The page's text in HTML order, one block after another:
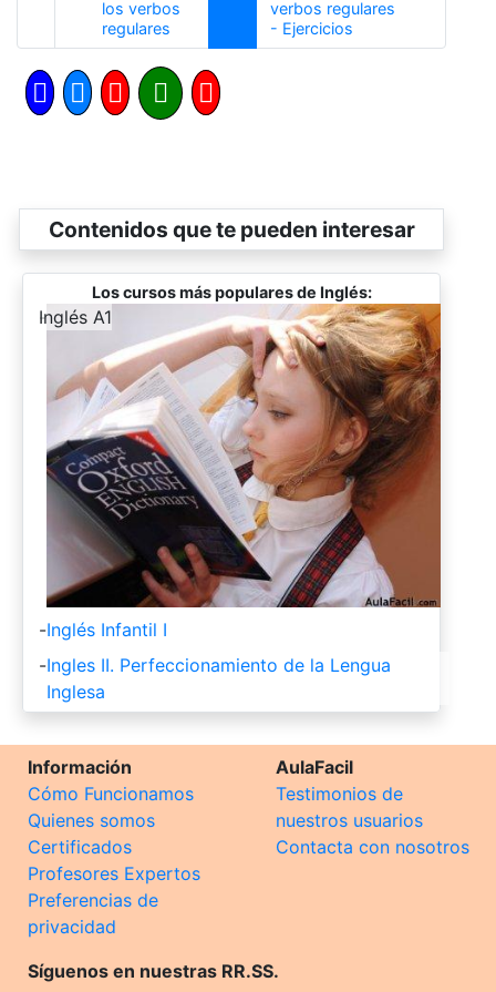
los verbos
regulares
verbos regulares
- EjerciciosSiguiente
Contenidos que te pueden interesar
Los cursos más populares de Inglés:
-
Inglés A1
-Inglés Infantil I
-Ingles II. Perfeccionamiento de la Lengua
Inglesa
Información
Cómo Funcionamos
Quienes somos
Certificados
Profesores Expertos
Preferencias de
privacidad
AulaFacil
Testimonios de
nuestros usuarios
Contacta con nosotros
Síguenos en nuestras RR.SS.